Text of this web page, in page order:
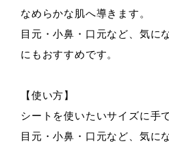
なめらかな肌へ導きます。
目元・小鼻・口元など、気に
にもおすすめです。
【使い方】
シートを使いたいサイズに手
目元・小鼻・口元など、気に